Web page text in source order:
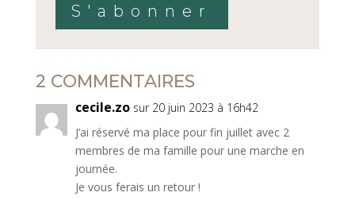
S'abonner
2 COMMENTAIRES
cecile.zo sur 20 juin 2023 à 16h42
J’ai réservé ma place pour fin juillet avec 2
membres de ma famille pour une marche en
journée.
Je vous ferais un retour !